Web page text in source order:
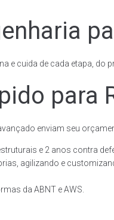
e cuida de cada etapa, do
para
enviam seu
e 2 anos contra
agilizando e
da ABNT e AWS.